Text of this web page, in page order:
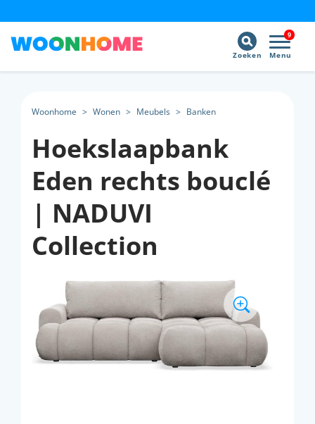
9
Menu
Zoeken
Woonhome > Wonen > Meubels > Banken
Hoekslaapbank
Eden rechts bouclé
| NADUVI
Collection